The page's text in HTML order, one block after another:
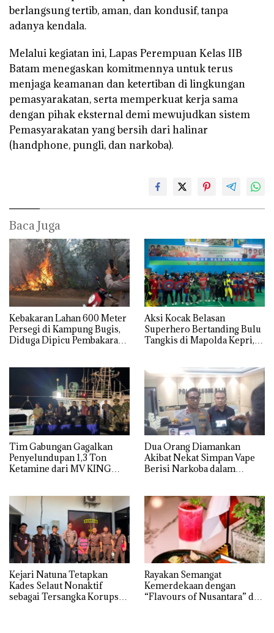
berlangsung tertib, aman, dan kondusif, tanpa
adanya kendala.
Melalui kegiatan ini, Lapas Perempuan Kelas IIB
Batam menegaskan komitmennya untuk terus
menjaga keamanan dan ketertiban di lingkungan
pemasyarakatan, serta memperkuat kerja sama
dengan pihak eksternal demi mewujudkan sistem
Pemasyarakatan yang bersih dari halinar
(handphone, pungli, dan narkoba).
Baca Juga
Kebakaran Lahan 600 Meter
Persegi di Kampung Bugis,
Diduga Dipicu Pembakaran
Aksi Kocak Belasan
Superhero Bertanding Bulu
Tangkis di Mapolda Kepri,
Tim Gabungan Gagalkan
Penyelundupan 1,3 Ton
Ketamine dari MV KING
Dua Orang Diamankan
Akibat Nekat Simpan Vape
Berisi Narkoba dalam
Kejari Natuna Tetapkan
Kades Selaut Nonaktif
sebagai Tersangka Korupsi
Rayakan Semangat
Kemerdekaan dengan
“Flavours of Nusantara” di